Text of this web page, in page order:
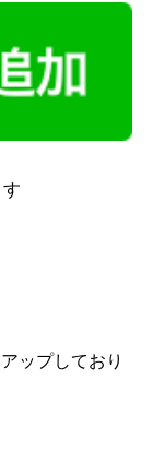
ップしており